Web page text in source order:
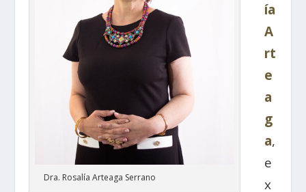
Dra. Rosalía Arteaga Serrano
ía
A
rt
e
a
g
a,
e
x